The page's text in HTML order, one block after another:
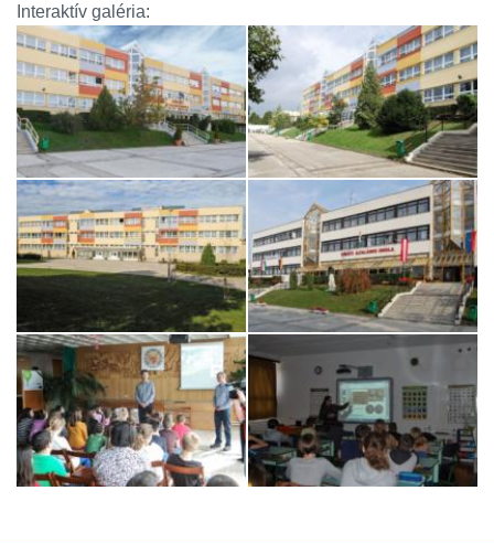
Interaktív galéria: